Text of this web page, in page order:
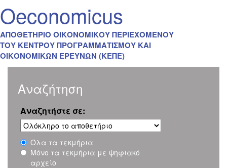
Oeconomicus
ΑΠΟΘΕΤΗΡΙΟ ΟΙΚΟΝΟΜΙΚΟΥ ΠΕΡΙΕΧΟΜΕΝΟΥ
ΤΟΥ ΚΕΝΤΡΟΥ ΠΡΟΓΡΑΜΜΑΤΙΣΜΟΥ ΚΑΙ
ΟΙΚΟΝΟΜΙΚΩΝ ΕΡΕΥΝΩΝ (ΚΕΠΕ)
Αναζήτηση
Αναζητήστε σε:
Όλα τα τεκμήρια
Μόνο τα τεκμήρια με ψηφιακό
αρχείο